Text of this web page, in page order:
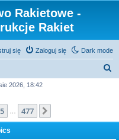
Rakietowe -
Rakiet
Dark mode
Zaloguj się
się
a
2026, 18:42
5 477